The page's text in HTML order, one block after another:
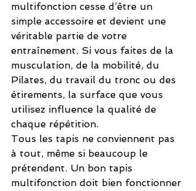
multifonction cesse d’être un
simple accessoire et devient une
véritable partie de votre
entraînement. Si vous faites de la
musculation, de la mobilité, du
Pilates, du travail du tronc ou des
étirements, la surface que vous
utilisez influence la qualité de
chaque répétition.
Tous les tapis ne conviennent pas
à tout, même si beaucoup le
prétendent. Un bon tapis
multifonction doit bien fonctionner